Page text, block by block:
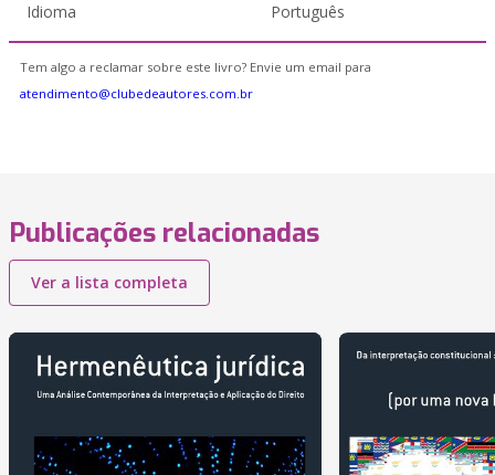
Idioma Português
Tem algo a reclamar sobre este livro? Envie um email para
atendimento@clubedeautores.com.br
Publicações relacionadas
Ver a lista completa